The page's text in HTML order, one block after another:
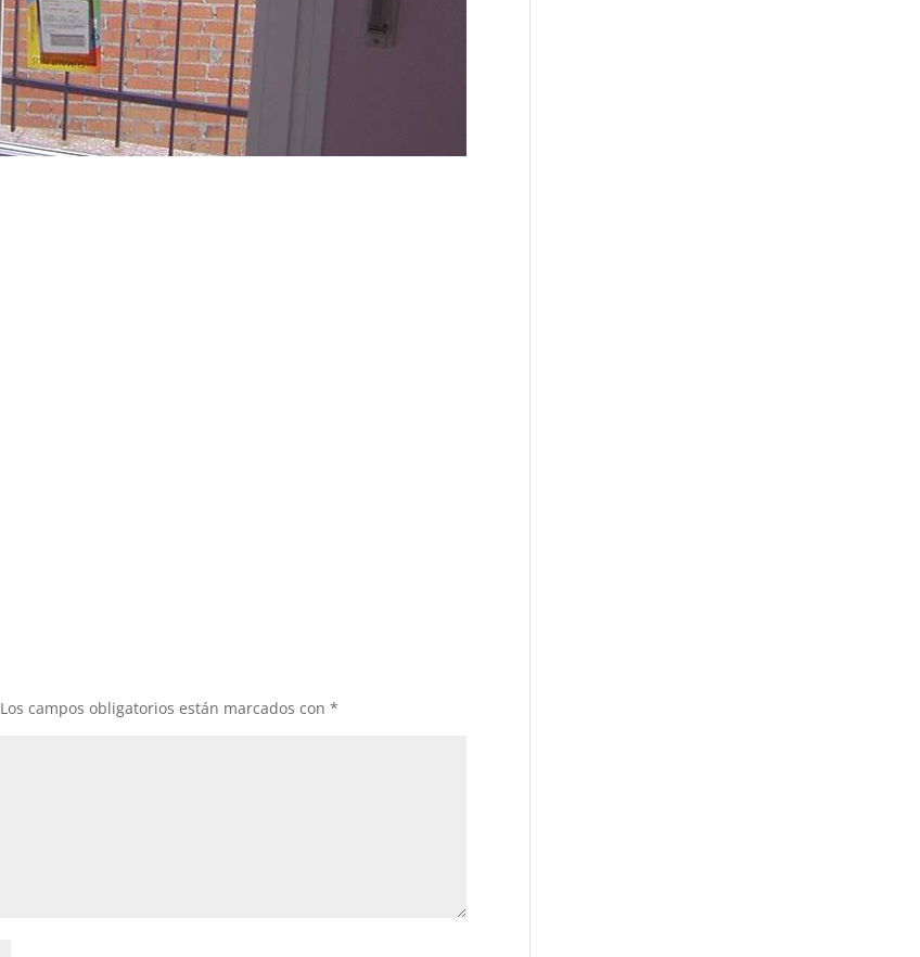
Los campos obligatorios están marcados con*